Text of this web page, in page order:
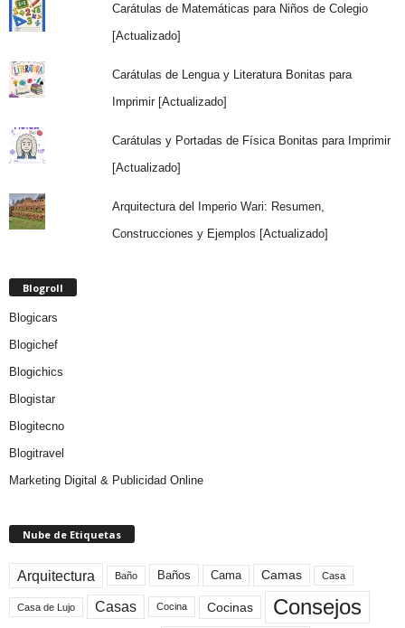
Carátulas de Matemáticas para Niños de Colegio
[Actualizado]
Carátulas de Lengua y Literatura Bonitas para
Imprimir [Actualizado]
Carátulas y Portadas de Física Bonitas para Imprimir
[Actualizado]
Arquitectura del Imperio Wari: Resumen,
Construcciones y Ejemplos [Actualizado]
Blogroll
Blogicars
Blogichef
Blogichics
Blogistar
Blogitecno
Blogitravel
Marketing Digital & Publicidad Online
Nube de Etiquetas
Arquitectura Baño Baños Cama Camas Casa
Casa de Lujo Casas Cocina Cocinas Consejos